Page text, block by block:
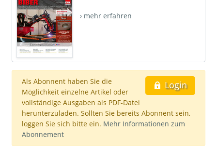
› mehr erfahren
Login
Als Abonnent haben Sie die
Möglichkeit einzelne Artikel oder
vollständige Ausgaben als PDF-Datei
herunterzuladen. Sollten Sie bereits Abonnent sein,
loggen Sie sich bitte ein. Mehr Informationen zum
Abonnement